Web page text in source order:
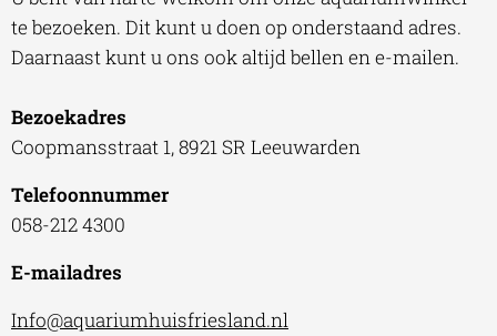
te bezoeken. Dit kunt u doen op onderstaand adres.
Daarnaast kunt u ons ook altijd bellen en e-mailen.
Bezoekadres
Coopmansstraat 1, 8921 SR Leeuwarden
Telefoonnummer
058-212 4300
E-mailadres
Info@aquariumhuisfriesland.nl